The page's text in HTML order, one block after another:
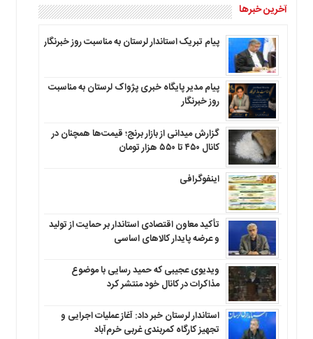
آخرین خبرها
پیام تبریک استاندار لرستان به‌ مناسبت روز خبرنگار
پیام مدیر پایگاه خبری پژواک لرستان به مناسبت
روز خبرنگار
گزارش میدانی از بازار برنج؛ قیمت‌ها همچنان در
کانال ۴۵۰ تا ۵۵۰ هزار تومان
اینفوگرافی
تأکید معاون اقتصادی استاندار بر حمایت از تولید
و عرضه پایدار کالاهای اساسی
ویدیوی عجیبی که حمید رسایی با موضوع
مذاکرات در کانال خود منتشر کرد
استاندار لرستان خبر داد: آغاز عملیات اجرایی و
تجهیز کارگاه کمربندی غربی خرم‌آباد